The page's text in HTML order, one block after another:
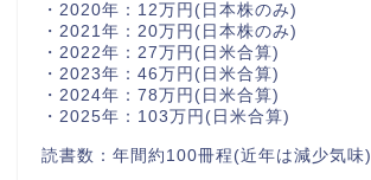
・2020年：12万円(日本株のみ)
・2021年：20万円(日本株のみ)
・2022年：27万円(日米合算)
・2023年：46万円(日米合算)
・2024年：78万円(日米合算)
・2025年：103万円(日米合算)
読書数：年間約100冊程(近年は減少気味)